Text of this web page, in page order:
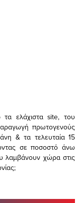
τα ελάχισταsite, του
πρωτογενούς
& τα τελευταία 15
σε ποσοστό άνω
λαμβάνουν χώρα στις